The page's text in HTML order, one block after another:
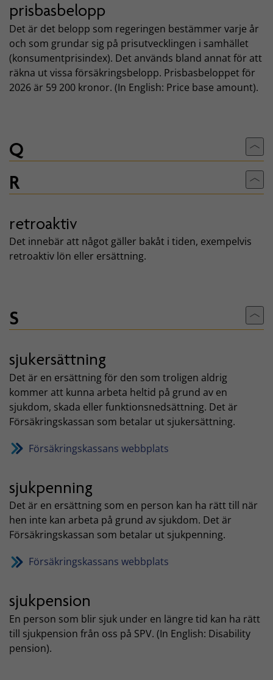
prisbasbelopp
Det är det belopp som regeringen bestämmer varje år
och som grundar sig på prisutvecklingen i samhället
(konsumentprisindex). Det används bland annat för att
räkna ut vissa försäkringsbelopp. Prisbasbeloppet för
2026 är 59 200 kronor. (In English: Price base amount).
Q Till
R Till
retroaktiv
Det innebär att något gäller bakåt i tiden, exempelvis
retroaktiv lön eller ersättning.
S Till
sjukersättning
Det är en ersättning för den som troligen aldrig
kommer att kunna arbeta heltid på grund av en
sjukdom, skada eller funktionsnedsättning. Det är
Försäkringskassan som betalar ut sjukersättning.
Försäkringskassans webbplats
sjukpenning
Det är en ersättning som en person kan ha rätt till när
hen inte kan arbeta på grund av sjukdom. Det är
Försäkringskassan som betalar ut sjukpenning.
Försäkringskassans webbplats
sjukpension
En person som blir sjuk under en längre tid kan ha rätt
till sjukpension från oss på SPV. (In English: Disability
pension).